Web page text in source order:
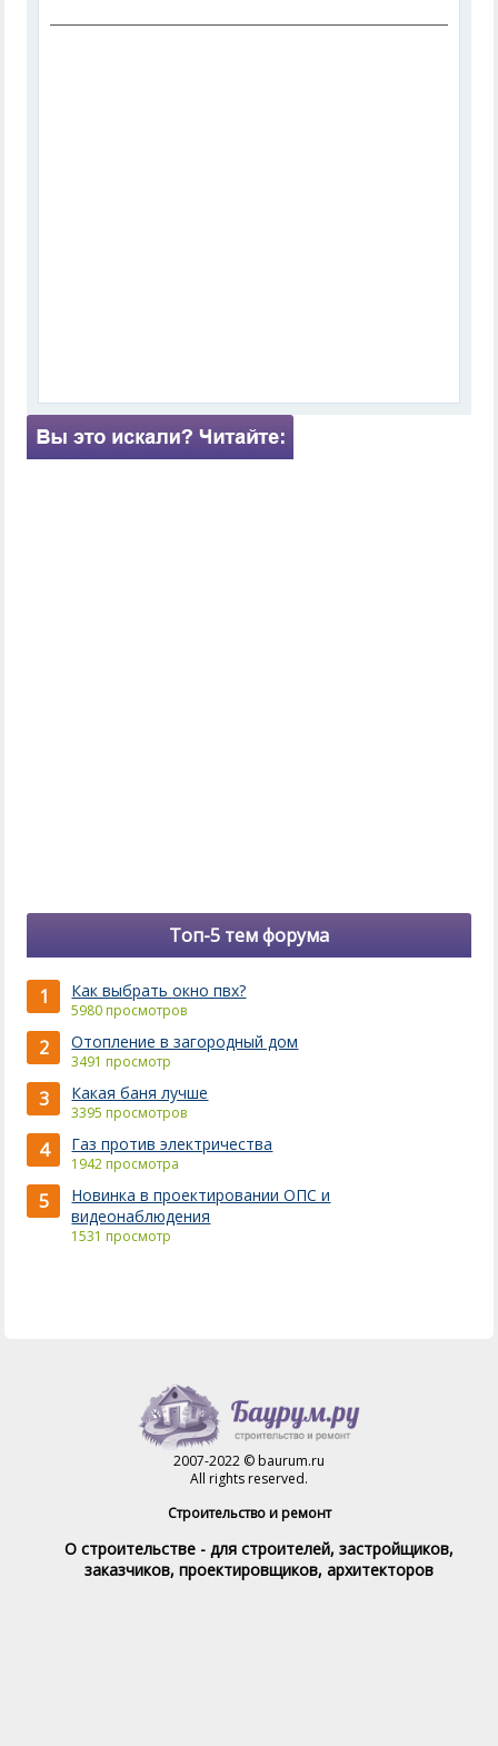
Топ-5 тем форума
1 Как выбрать окно пвх?
5980 просмотров
2 Отопление в загородный дом
3491 просмотр
3 Какая баня лучше
3395 просмотров
4 Газ против электричества
1942 просмотра
5
Новинка в проектировании ОПС и
видеонаблюдения
1531 просмотр
2007-2022 © baurum.ru
All rights reserved.
Строительство и ремонт
О строительстве - для строителей, застройщиков,
заказчиков, проектировщиков, архитекторов